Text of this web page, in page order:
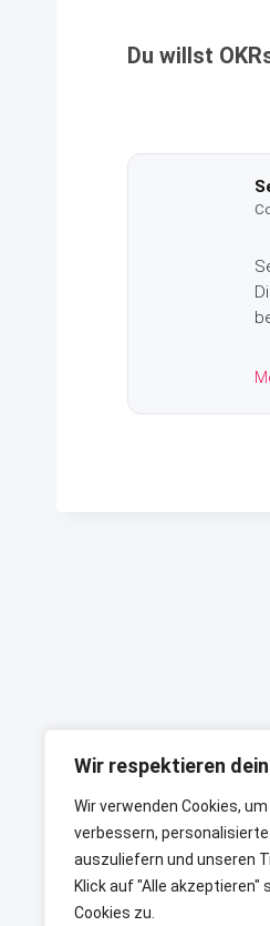
Wir respektieren
Wir verwenden Cookies,
verbessern,
auszuliefern und unseren
Klick auf "Alle
Cookies zu.
Du willst
KEYNOTE